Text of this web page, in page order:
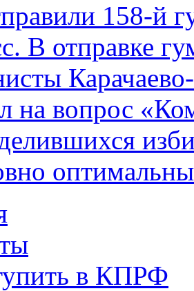
158-й
В отправке
на вопрос
в КПРФ